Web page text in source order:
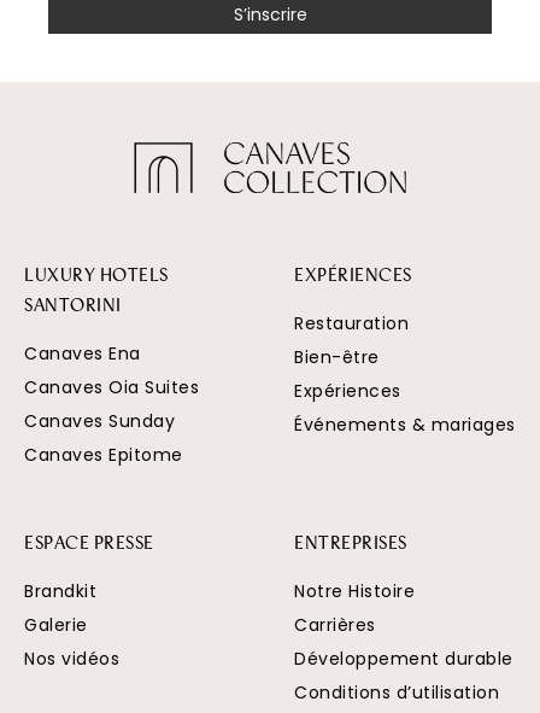
S’inscrire
LUXURY HOTELS
SANTORINI
Canaves Ena
Canaves Oia Suites
Canaves Sunday
Canaves Epitome
EXPÉRIENCES
Restauration
Bien-être
Expériences
Événements & mariages
ESPACE PRESSE
Brandkit
Galerie
Nos vidéos
ENTREPRISES
Notre Histoire
Carrières
Développement durable
Conditions d’utilisation